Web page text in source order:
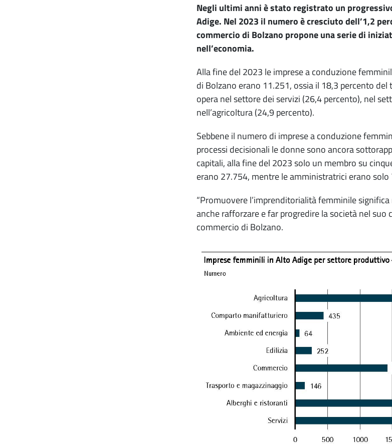
Negli ultimi anni è stato registrato un
Adige. Nel 2023 il numero è cresciuto dell’1,2
commercio di Bolzano propone una serie di
nell’economia.
Alla fine del 2023 le imprese a conduzione
di Bolzano erano 11.251, ossia il 18,3 percento
opera nel settore dei servizi (26,4 percento), nel
nell’agricoltura (24,9 percento).
Sebbene il numero di imprese a conduzione
processi decisionali le donne sono ancora
capitali, alla fine del 2023 solo un membro su
erano 27.754, mentre le amministratrici erano solo
“Promuovere l’imprenditorialità femminile
anche rafforzare e far progredire la società nel suo
commercio di Bolzano.